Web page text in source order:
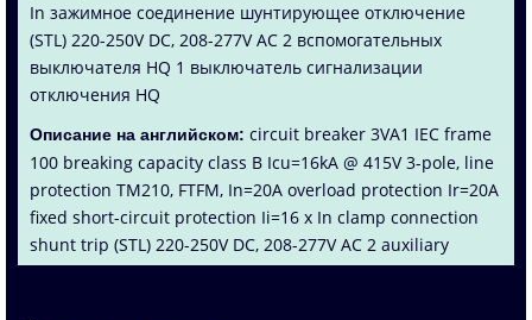
In зажимное соединение шунтирующее отключение
(STL) 220-250V DC, 208-277V AC 2 вспомогательных
выключателя HQ 1 выключатель сигнализации
отключения HQ
Описание на английском: circuit breaker 3VA1 IEC frame
100 breaking capacity class B Icu=16kA @ 415V 3-pole, line
protection TM210, FTFM, In=20A overload protection Ir=20A
fixed short-circuit protection Ii=16 x In clamp connection
shunt trip (STL) 220-250V DC, 208-277V AC 2 auxiliary
switches HQ 1 trip alarm switch HQ